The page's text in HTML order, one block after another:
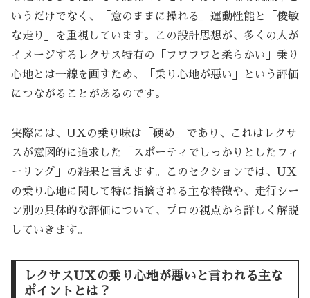
いうだけでなく、「意のままに操れる」運動性能と「俊敏
な走り」を重視しています。この設計思想が、多くの人が
イメージするレクサス特有の「フワフワと柔らかい」乗り
心地とは一線を画すため、「乗り心地が悪い」という評価
につながることがあるのです。
実際には、UXの乗り味は「硬め」であり、これはレクサ
スが意図的に追求した「スポーティでしっかりとしたフィ
ーリング」の結果と言えます。このセクションでは、UX
の乗り心地に関して特に指摘される主な特徴や、走行シー
ン別の具体的な評価について、プロの視点から詳しく解説
していきます。
レクサスUXの乗り心地が悪いと言われる主な
ポイントとは？